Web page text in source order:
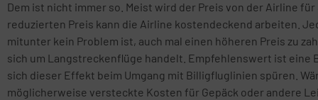
Dem ist nicht immer so. Meist wird der Preis von der Airline
reduzierten Preis kann die Airline kostendeckend arbeiten.
mitunter kein Problem ist, auch mal einen höheren Preis zu
sich um Langstreckenflüge handelt. Empfehlenswert ist eine
sich dieser Effekt beim Umgang mit Billigfluglinien spüren.
möglicherweise versteckte Kosten für Gepäck oder andere